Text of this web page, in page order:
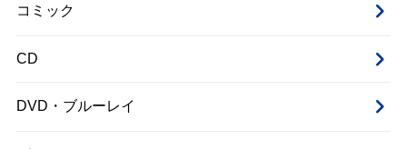
コミック
CD
DVD・ブルーレイ